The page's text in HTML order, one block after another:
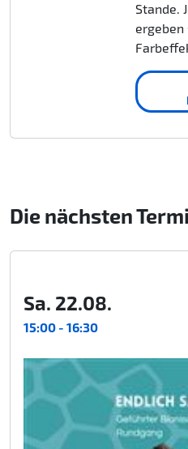
Stande.
ergeben
Die nächsten
Sa. 22.08.
15:00 - 16:30